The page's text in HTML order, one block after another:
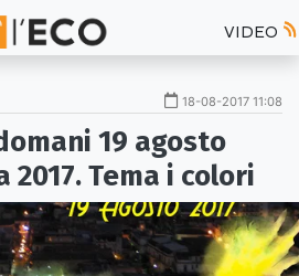
VIDEO
18-08-2017 11:08
19 agosto
2017. Tema i colori